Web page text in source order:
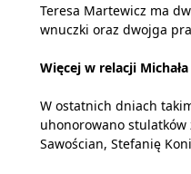
Teresa Martewicz ma
wnuczki oraz dwojga
Więcej w relacji
W ostatnich dniach
uhonorowano
Sawościan, Stefanię